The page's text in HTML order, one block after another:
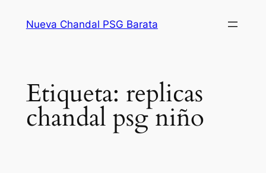
Nueva Chandal PSG Barata
Etiqueta: replicas
chandal psg niño